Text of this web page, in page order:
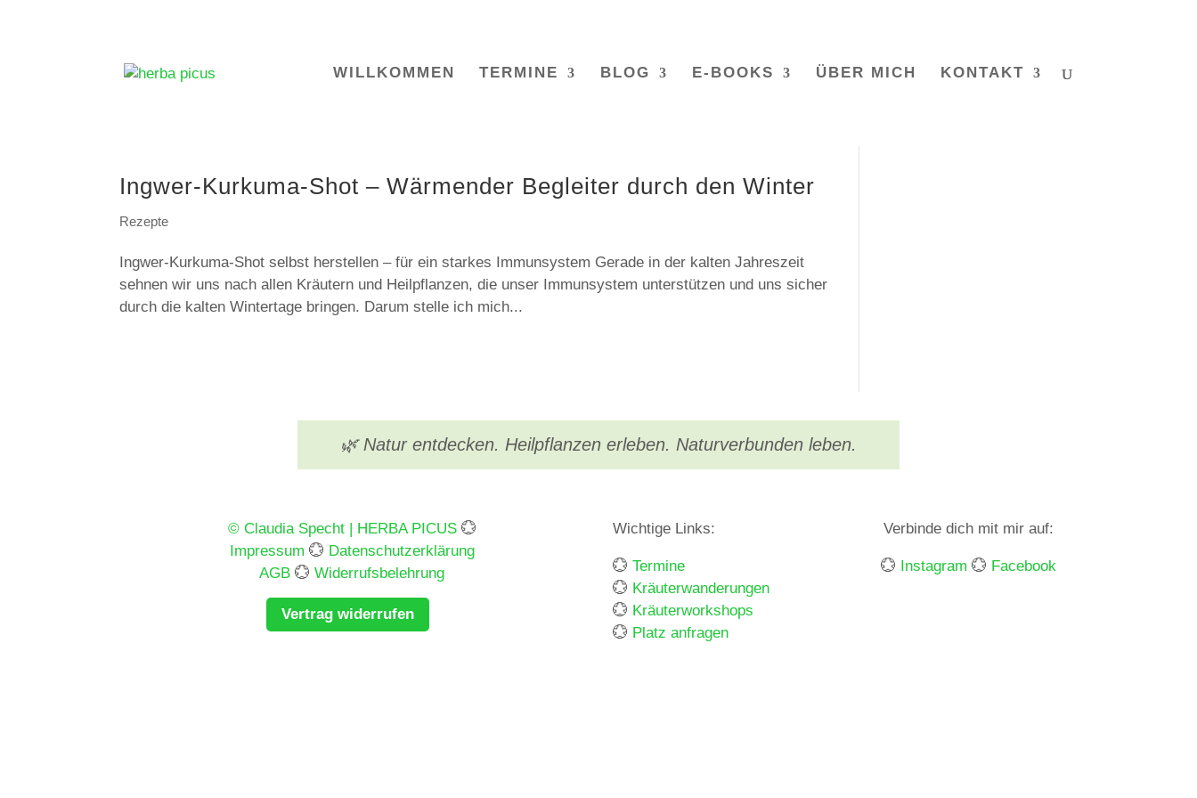
WILLKOMMEN TERMINE BLOG E-BOOKS ÜBER MICH KONTAKT
Ingwer-Kurkuma-Shot – Wärmender Begleiter durch den Winter
Rezepte
Ingwer-Kurkuma-Shot selbst herstellen – für ein starkes Immunsystem Gerade in der kalten Jahreszeit
sehnen wir uns nach allen Kräutern und Heilpflanzen, die unser Immunsystem unterstützen und uns sicher
durch die kalten Wintertage bringen. Darum stelle ich mich...
🌿 Natur entdecken. Heilpflanzen erleben. Naturverbunden leben.
© Claudia Specht | HERBA PICUS💮
Impressum 💮 Datenschutzerklärung
AGB 💮Widerrufsbelehrung
Vertrag widerrufen
Wichtige Links:
💮Termine
💮 Kräuterwanderungen
💮 Kräuterworkshops
💮 Platz anfragen
Verbinde dich mit mir auf:
💮 Instagram 💮 Facebook